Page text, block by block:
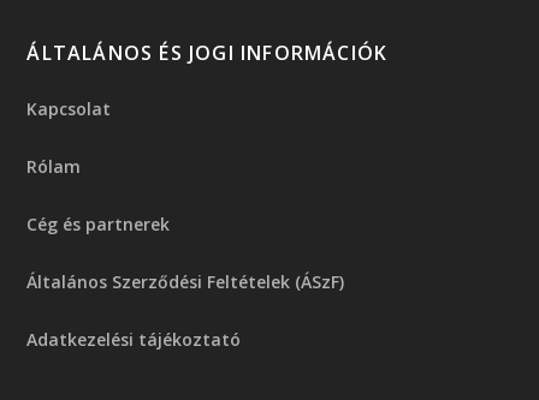
ÁLTALÁNOS ÉS JOGI INFORMÁCIÓK
Kapcsolat
Rólam
Cég és partnerek
Általános Szerződési Feltételek (ÁSzF)
Adatkezelési tájékoztató